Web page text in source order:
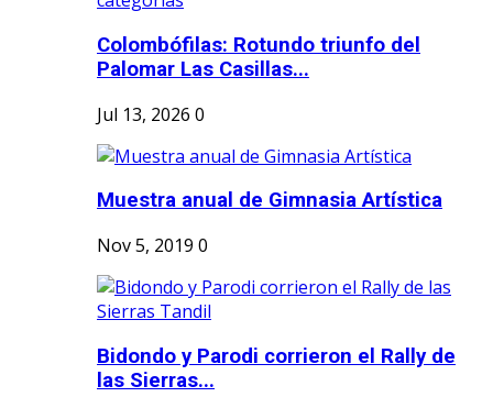
Colombófilas: Rotundo triunfo del
Palomar Las Casillas...
Jul 13, 2026 0
Muestra anual de Gimnasia Artística
Nov 5, 2019 0
Bidondo y Parodi corrieron el Rally de
las Sierras...